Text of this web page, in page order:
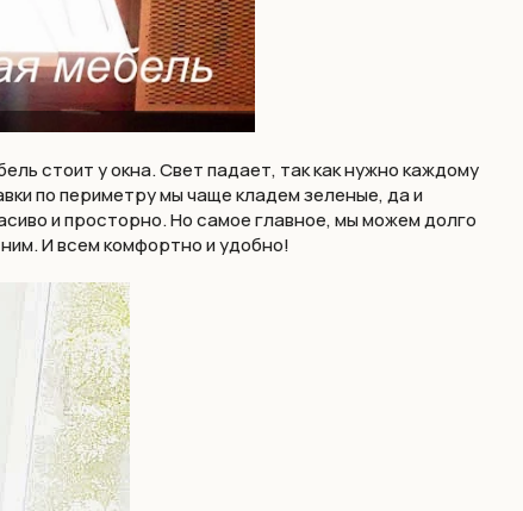
стоит у окна. Свет падает, так как нужно каждому
по периметру мы чаще кладем зеленые, да и
и просторно. Но самое главное, мы можем долго
И всем комфортно и удобно!